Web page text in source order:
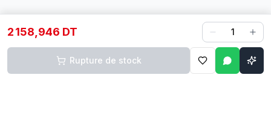
2 158,946 DT 1
Rupture de stock